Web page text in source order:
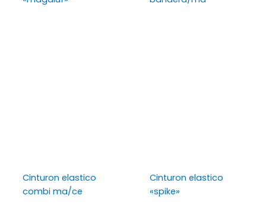
Cinturon elastico
combi ma/ce
Cinturon elastico
«spike»